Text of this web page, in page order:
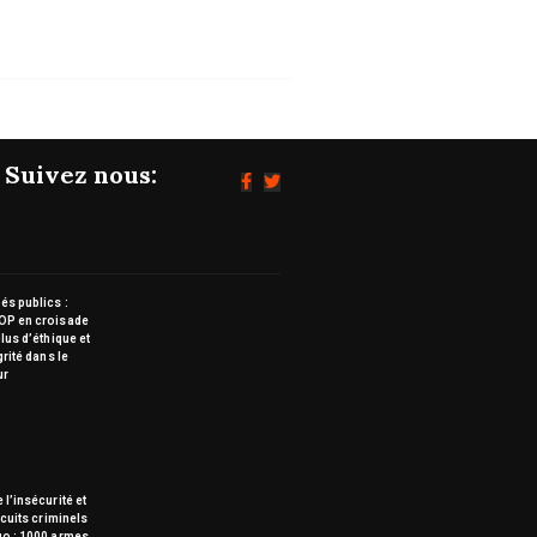
Suivez nous:
publics :
en croisade
d’éthique et
dans le
l’insécurité et
criminels